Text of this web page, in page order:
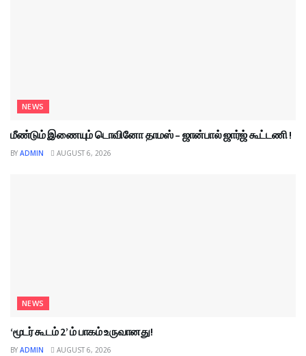
NEWS
மீண்டும் இணையும் டொவினோ தாமஸ் – ஜான்பால் ஜார்ஜ் கூட்டணி !
BY ADMIN AUGUST 6, 2026
NEWS
‘மூடர் கூடம் 2’ ம் பாகம் உருவானது!
BY ADMIN AUGUST 6, 2026